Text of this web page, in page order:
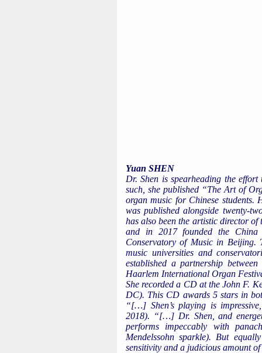
Yuan SHEN
Dr. Shen is spearheading the
such, she published “The Art of
organ music for Chinese
was published alongside twenty-
has also been the artistic director
and in 2017 founded the
Conservatory of Music in Beijing.
music universities and
established a partnership
Haarlem International Organ
She recorded a CD at the John F.
DC). This CD awards 5 stars in
“[…] Shen’s playing is
2018). “[…] Dr. Shen, and
performs impeccably with
Mendelssohn sparkle). But
sensitivity and a judicious amount